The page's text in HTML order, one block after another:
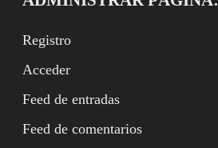
Registro
Acceder
Feed de entradas
Feed de comentarios